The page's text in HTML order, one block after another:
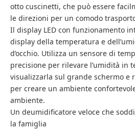
otto cuscinetti, che può essere
le direzioni per un comodo
Il display LED con funzionamento
display della temperatura e
d’occhio. Utilizza un sensore di
precisione per rilevare l’umidità in
visualizzarla sul grande schermo e
per creare un ambiente
ambiente.
Un deumidificatore veloce che
la famiglia